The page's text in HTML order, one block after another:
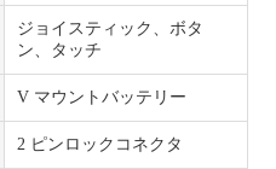
ジョイスティック、ボタ
ン、タッチ
V マウントバッテリー
2 ピンロックコネクタ